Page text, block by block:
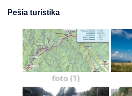
Pešia turistika
foto (1)